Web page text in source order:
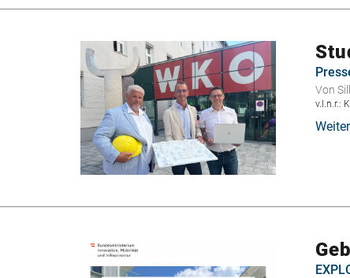
Von
v.l.n.r.: